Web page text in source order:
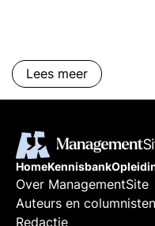
Lees meer
HomeKennisbank
Over ManagementSite
Auteurs en columnisten
Redactie